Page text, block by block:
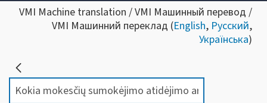
VMI Machine translation / VMI Машинный перевод /
VMI Машинний переклад (English, Русский,
Українська)